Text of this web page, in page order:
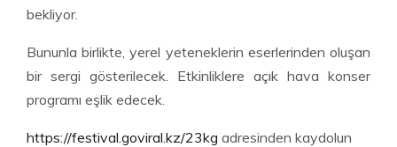
bekliyor.
Bununla birlikte, yerel yeteneklerin eserlerinden oluşan
bir sergi gösterilecek. Etkinliklere açık hava konser
programı eşlik edecek.
https://festival.goviral.kz/23kg adresinden kaydolun